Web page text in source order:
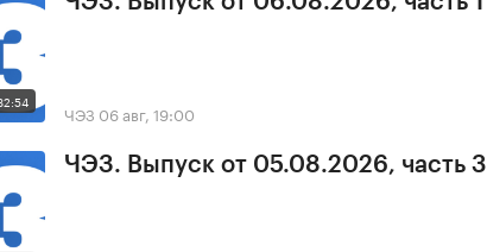
ЧЭЗ 06 авг, 19:00
ЧЭЗ. Выпуск от 05.08.2026, часть 3